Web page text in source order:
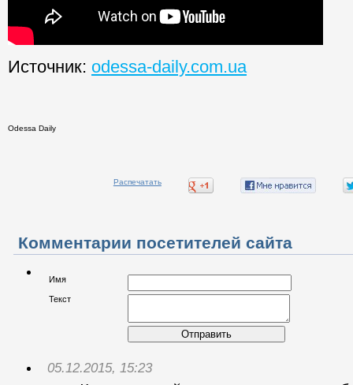
Источник: odessa-daily.com.ua
Odessa Daily
Распечатать
Комментарии посетителей сайта
Имя
Текст
Отправить
05.12.2015, 15:23